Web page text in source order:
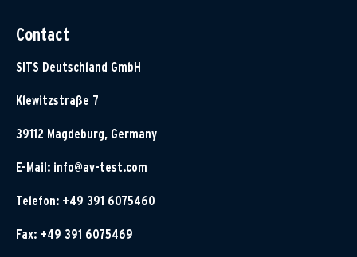
Contact
SITS Deutschland GmbH
Klewitzstraße 7
39112 Magdeburg, Germany
E-Mail: info@av-test.com
Telefon: +49 391 6075460
Fax: +49 391 6075469